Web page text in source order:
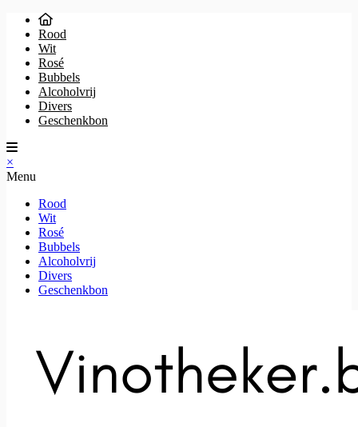
Rood
Wit
Rosé
Bubbels
Alcoholvrij
Divers
Geschenkbon
×
Menu
Rood
Wit
Rosé
Bubbels
Alcoholvrij
Divers
Geschenkbon